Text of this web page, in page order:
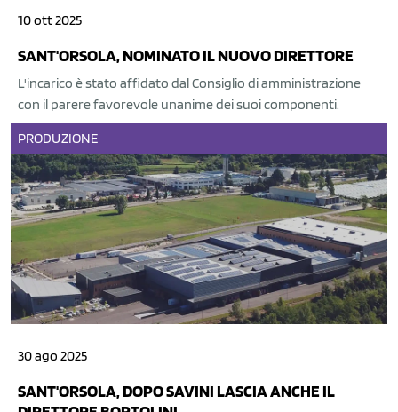
10 ott 2025
SANT'ORSOLA, NOMINATO IL NUOVO DIRETTORE
L'incarico è stato affidato dal Consiglio di amministrazione
con il parere favorevole unanime dei suoi componenti.
PRODUZIONE
30 ago 2025
SANT'ORSOLA, DOPO SAVINI LASCIA ANCHE IL